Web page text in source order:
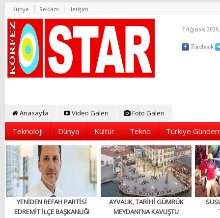
Künye Reklam İletişim
7 Ağustos
Facebook
Anasayfa Video Galeri Foto Galeri
Teknoloji Dünya Kültür Tekno Türkiye
YENİDEN REFAH PARTİSİ
EDREMİT İLÇE BAŞKANLIĞI
AYVALIK, TARİHİ GÜMRÜK
MEYDANI'NA KAVUŞTU